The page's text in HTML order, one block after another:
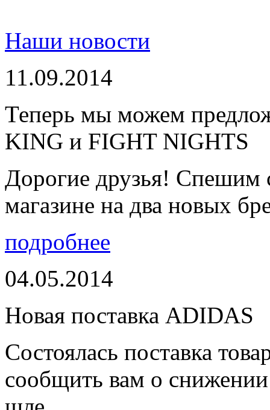
Наши новости
11.09.2014
Теперь мы можем
KING и FIGHT NIGHTS
Дорогие друзья! Спешим
магазине на два новых
подробнее
04.05.2014
Новая поставка ADIDAS
Состоялась поставка
сообщить вам о